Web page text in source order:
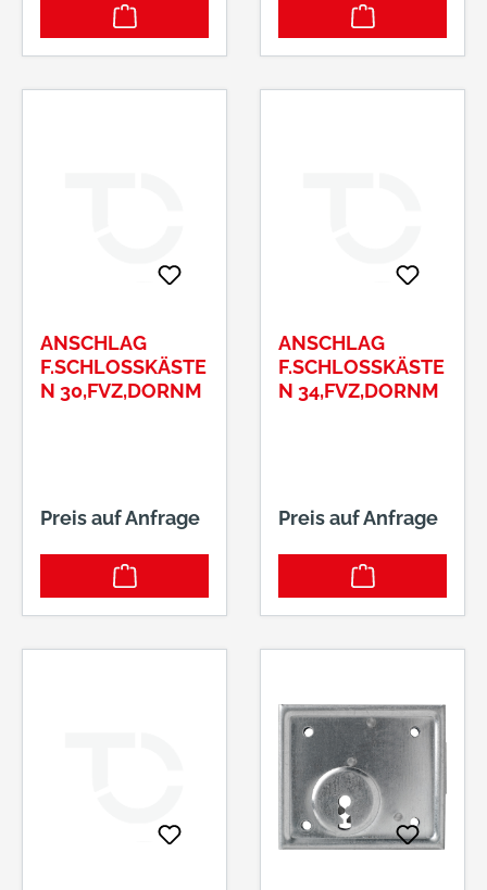
ANSCHLAG
F.SCHLOSSKÄSTE
N 30,FVZ,DORNM
Preis auf Anfrage
ANSCHLAG
F.SCHLOSSKÄSTE
N 34,FVZ,DORNM
Preis auf Anfrage